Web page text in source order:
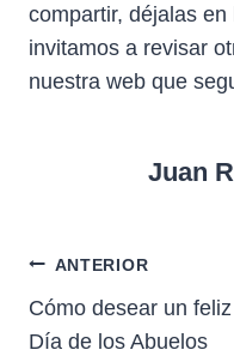
compartir, déjalas
invitamos a revisar
nuestra web que
Juan
Navegación
de
ANTERIOR
Cómo desear un feliz
Día de los Abuelos